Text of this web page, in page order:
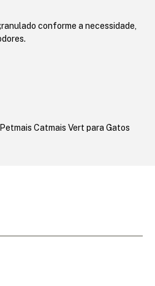
conforme a necessidade,
Catmais Vert para Gatos